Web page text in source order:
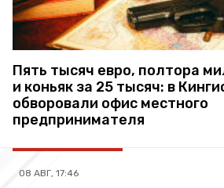
Пять тысяч евро, полтора
и коньяк за 25 тысяч: в
обворовали офис местного
предпринимателя
08 АВГ, 17:46